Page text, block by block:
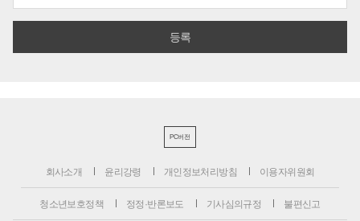
PC버전
회사소개 윤리강령 개인정보처리방침 이용자위원회
청소년보호정책 정정·반론보도 기사심의규정 불편신고